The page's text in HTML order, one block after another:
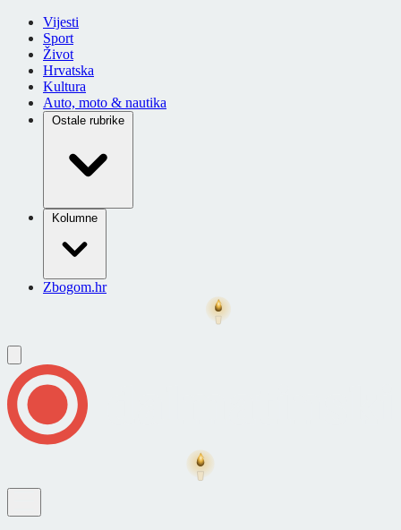
Vijesti
Sport
Život
Hrvatska
Kultura
Auto, moto & nautika
Ostale rubrike
Kolumne
Zbogom.hr